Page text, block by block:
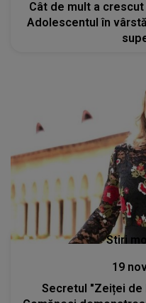
Cât de mult a
Adolescentul în
Stiri
19
Secretul "Zeiței de